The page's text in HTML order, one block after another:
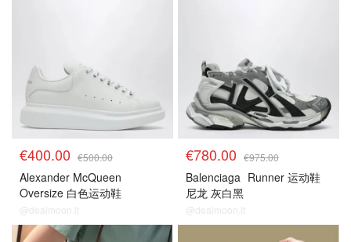
€400.00 €500.00
Alexander McQueen
Oversize 白色运动鞋
@dealmoon.it
€780.00 €975.00
Balenciaga Runner 运动鞋
尼龙 灰白黑
@dealmoon.it